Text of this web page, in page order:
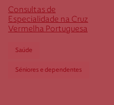
- Horta das Figueiras
Consultas de
Especialidade na Cruz
Vermelha Portuguesa
Saúde
Séniores e dependentes